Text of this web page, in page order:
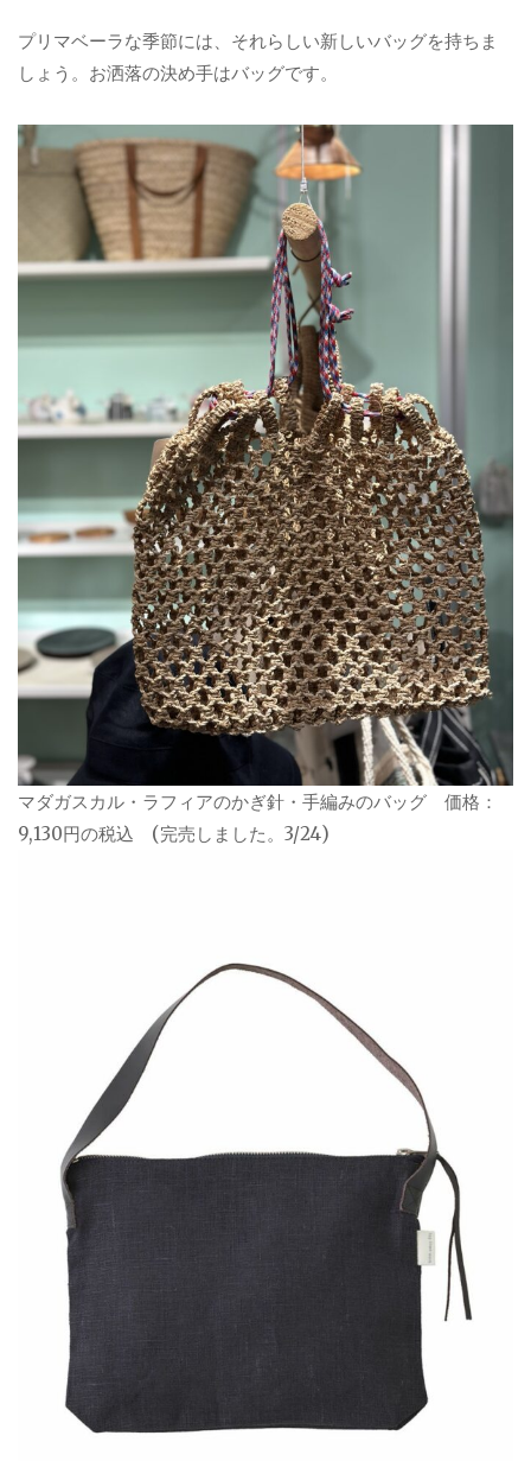
プリマベーラな季節には、それらしい新しいバッグを持ちま
しょう。お洒落の決め手はバッグです。
マダガスカル・ラフィアのかぎ針・手編みのバッグ 価格：
9,130円の税込 (完売しました。3/24)